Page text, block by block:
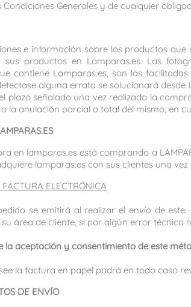
Condiciones Generales y de cualquier
e información sobre los productos
sus productos en Lamparas.es. Las
contiene Lamparas.es, son las
alguna errata se solucionará
plazo señalado una vez realizada la
la anulación parcial o total del mismo, en
en lamparas.es está comprando a
lamparas.es con sus clientes una
ELECTRÓNICA
se emitirá al realizar el envío de
área de cliente, si por algún error
la aceptación y consentimiento de este
la factura en papel podrá en todo caso
DE ENVÍO